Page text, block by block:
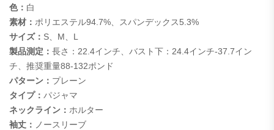
色： 白
素材： ポリエステル94.7%、スパンデックス5.3%
サイズ： S、M、L
製品測定： 長さ：22.4インチ、バスト下：24.4インチ-37.7イン
チ、推奨重量88-132ポンド
パターン： プレーン
タイプ： パジャマ
ネックライン： ホルター
袖丈： ノースリーブ